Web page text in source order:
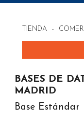
TIENDA -
BASES DE
MADRID
Base Estándar